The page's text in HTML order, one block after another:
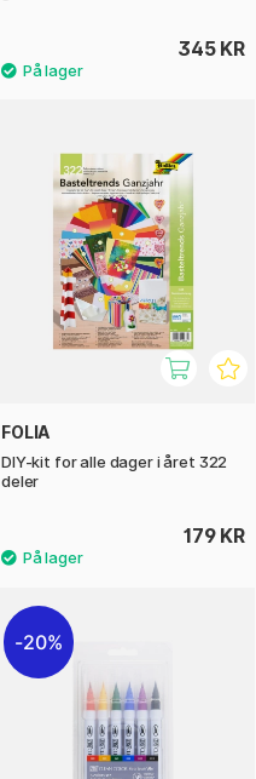
345 KR
FOLIA
DIY-kit for alle dager i året 322
deler
179 KR
20%